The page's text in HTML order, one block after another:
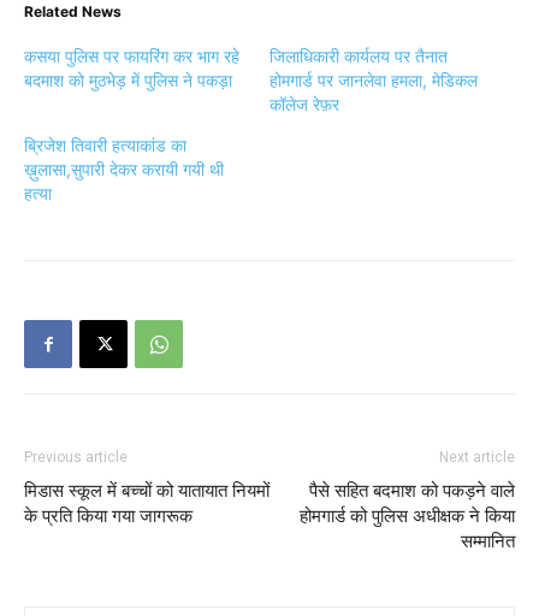
Related News
कसया पुलिस पर फायरिंग कर भाग रहे
बदमाश को मुठभेड़ में पुलिस ने पकड़ा
जिलाधिकारी कार्यलय पर तैनात
होमगार्ड पर जानलेवा हमला, मेडिकल
कॉलेज रेफ़र
ब्रिजेश तिवारी हत्याकांड का
ख़ुलासा,सुपारी देकर करायी गयी थी
हत्या
Previous article
मिडास स्कूल में बच्चों को यातायात नियमों
के प्रति किया गया जागरूक
Next article
पैसे सहित बदमाश को पकड़ने वाले
होमगार्ड को पुलिस अधीक्षक ने किया
सम्मानित